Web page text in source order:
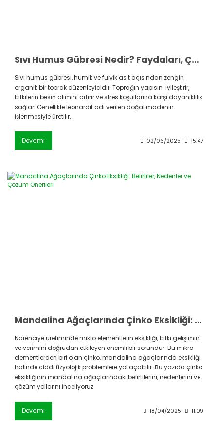
Sıvı Humus Gübresi Nedir? Faydaları, Çeşitleri, Üretimi ve Güvenli Kullanımı
Sıvı humus gübresi, humik ve fulvik asit açısından zengin
organik bir toprak düzenleyicidir. Toprağın yapısını iyileştirir,
bitkilerin besin alımını artırır ve stres koşullarına karşı dayanıklılık
sağlar. Genellikle leonardit adı verilen doğal madenin
işlenmesiyle üretilir.
Devamı 02/06/2025 15:47
Mandalina Ağaçlarında Çinko Eksikliği: Belirtiler, Nedenler ve Çözüm Önerileri
Narenciye üretiminde mikro elementlerin eksikliği, bitki gelişimini
ve verimini doğrudan etkileyen önemli bir sorundur. Bu mikro
elementlerden biri olan çinko, mandalina ağaçlarında eksikliği
halinde ciddi fizyolojik problemlere yol açabilir. Bu yazıda çinko
eksikliğinin mandalina ağaçlarındaki belirtilerini, nedenlerini ve
çözüm yollarını inceliyoruz
Devamı 18/04/2025 11:09